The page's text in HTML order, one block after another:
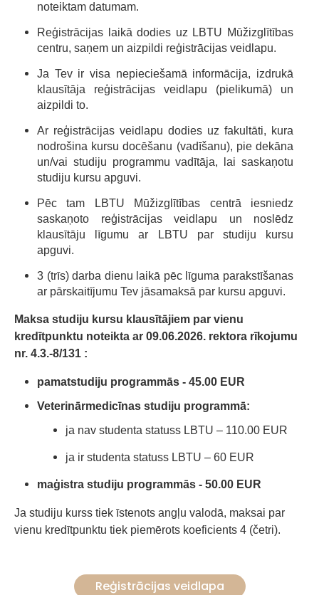
noteiktam datumam.
Reģistrācijas laikā dodies uz LBTU Mūžizglītības
centru, saņem un aizpildi reģistrācijas veidlapu.
Ja Tev ir visa nepieciešamā informācija, izdrukā
klausītāja reģistrācijas veidlapu (pielikumā) un
aizpildi to.
Ar reģistrācijas veidlapu dodies uz fakultāti, kura
nodrošina kursu docēšanu (vadīšanu), pie dekāna
un/vai studiju programmu vadītāja, lai saskaņotu
studiju kursu apguvi.
Pēc tam LBTU Mūžizglītības centrā iesniedz
saskaņoto reģistrācijas veidlapu un noslēdz
klausītāju līgumu ar
LBTU par studiju kursu
apguvi.
3 (trīs) darba dienu laikā pēc līguma parakstīšanas
ar pārskaitījumu Tev jāsamaksā par kursu apguvi.
Maksa studiju kursu klausītājiem par vienu
kredītpunktu noteikta ar 09.06.2026. rektora rīkojumu
nr. 4.3.-8/131 :
pamatstudiju programmās - 45.00 EUR
Veterinārmedicīnas studiju programmā:
ja nav studenta statuss LBTU – 110.00 EUR
ja ir studenta statuss LBTU – 60 EUR
maģistra studiju programmās - 50.00 EUR
Ja studiju kurss tiek īstenots angļu valodā, maksai par
vienu kredītpunktu tiek piemērots koeficients 4 (četri).
Reģistrācijas veidlapa